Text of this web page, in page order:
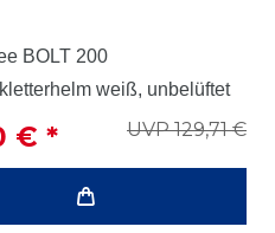
BOLT 200
weiß, unbelüftet
UVP 129,71 €
€ *